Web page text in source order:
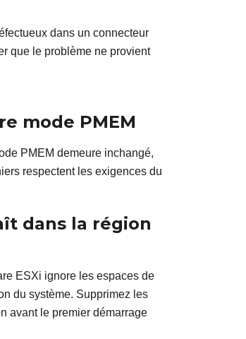
dans un connecteur
que le problème ne provient
mode PMEM
PMEM demeure inchangé,
respectent les exigences du
dans la région
ESXi ignore les espaces de
du système. Supprimez les
avant le premier démarrage